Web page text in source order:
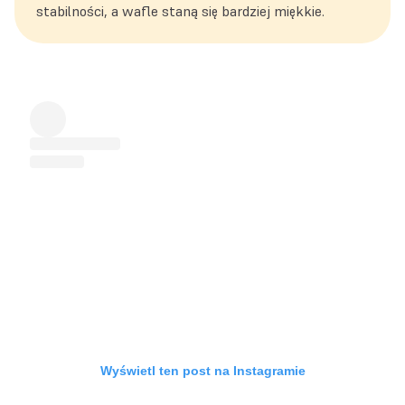
stabilności, a wafle staną się bardziej miękkie.
Wyświetl ten post na Instagramie